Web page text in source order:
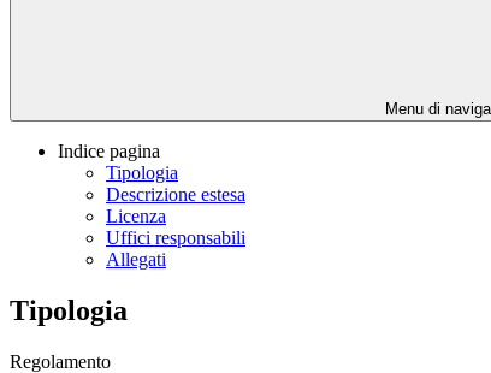
Menu di
Indice pagina
Tipologia
Descrizione estesa
Licenza
Uffici responsabili
Allegati
Tipologia
Regolamento